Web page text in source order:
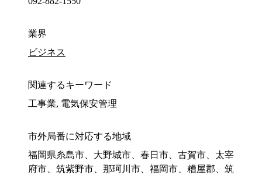
業界
ビジネス
関連するキーワード
工事業, 電気保安管理
市外局番に対応する地域
福岡県糸島市、大野城市、春日市、古賀市、太宰
府市、筑紫野市、那珂川市、福岡市、糟屋郡、筑